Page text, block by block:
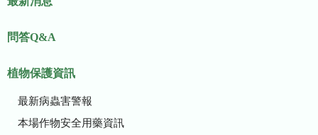
問答Q&A
植物保護資訊
最新病蟲害警報
本場作物安全用藥資訊